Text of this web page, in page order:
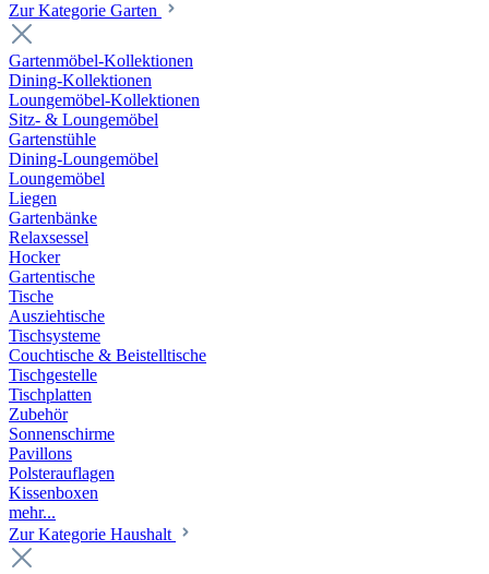
Zur Kategorie Garten
Gartenmöbel-Kollektionen
Dining-Kollektionen
Loungemöbel-Kollektionen
Sitz- & Loungemöbel
Gartenstühle
Dining-Loungemöbel
Loungemöbel
Liegen
Gartenbänke
Relaxsessel
Hocker
Gartentische
Tische
Ausziehtische
Tischsysteme
Couchtische & Beistelltische
Tischgestelle
Tischplatten
Zubehör
Sonnenschirme
Pavillons
Polsterauflagen
Kissenboxen
mehr...
Zur Kategorie Haushalt